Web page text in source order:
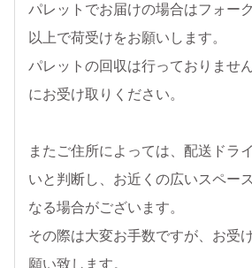
パレットでお届けの場合はフォー
以上で荷受けをお願いします。
パレットの回収は行っておりませ
にお受け取りください。
またご住所によっては、配送ドラ
いと判断し、お近くの広いスペー
なる場合がございます。
その際は大変お手数ですが、お受
願い致します。